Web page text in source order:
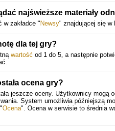
najświeższe materiały
w zakładce " Newsy" znajdującej się w
dla tej gry?
wartość od 1 do 5, a następnie
ocena gry?
jeszcze oceny. Użytkownicy mogą
System umożliwia późniejszą
Ocena". Ocena w serwisie to średnia